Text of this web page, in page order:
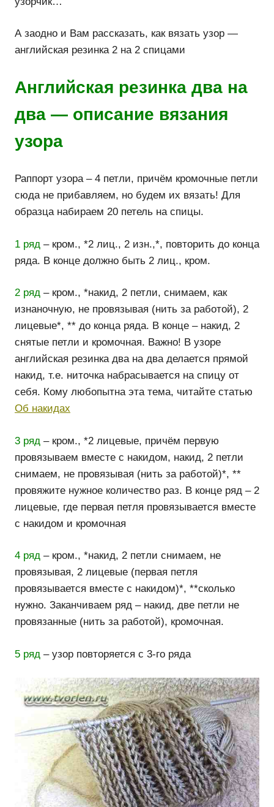
А заодно и Вам рассказать, как вязать узор —
английская резинка 2 на 2 спицами
Английская резинка два на
два — описание вязания
узора
Раппорт узора – 4 петли, причём кромочные петли
сюда не прибавляем, но будем их вязать! Для
образца набираем 20 петель на спицы.
1 ряд – кром., *2 лиц., 2 изн.,*, повторить до конца
ряда. В конце должно быть 2 лиц., кром.
2 ряд – кром., *накид, 2 петли, снимаем, как
изнаночную, не провязывая (нить за работой), 2
лицевые*, ** до конца ряда. В конце – накид, 2
снятые петли и кромочная. Важно! В узоре
английская резинка два на два делается прямой
накид, т.е. ниточка набрасывается на спицу от
себя. Кому любопытна эта тема, читайте статью
Об накидах
3 ряд – кром., *2 лицевые, причём первую
провязываем вместе с накидом, накид, 2 петли
снимаем, не провязывая (нить за работой)*, **
провяжите нужное количество раз. В конце ряд – 2
лицевые, где первая петля провязывается вместе
с накидом и кромочная
4 ряд – кром., *накид, 2 петли снимаем, не
провязывая, 2 лицевые (первая петля
провязывается вместе с накидом)*, **сколько
нужно. Заканчиваем ряд – накид, две петли не
провязанные (нить за работой), кромочная.
5 ряд – узор повторяется с 3-го ряда